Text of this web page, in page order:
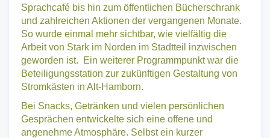
Sprachcafé bis hin zum öffentlichen Bücherschrank
und zahlreichen Aktionen der vergangenen Monate.
So wurde einmal mehr sichtbar, wie vielfältig die
Arbeit von Stark im Norden im Stadtteil inzwischen
geworden ist. Ein weiterer Programmpunkt war die
Beteiligungsstation zur zukünftigen Gestaltung von
Stromkästen in Alt-Hamborn.
Bei Snacks, Getränken und vielen persönlichen
Gesprächen entwickelte sich eine offene und
angenehme Atmosphäre. Selbst ein kurzer